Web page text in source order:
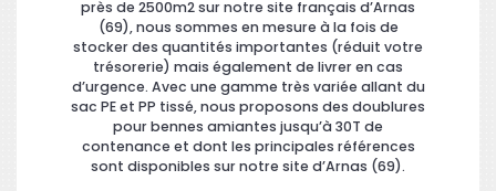
près de 2500m2 sur notre site français d’Arnas
(69), nous sommes en mesure à la fois de
stocker des quantités importantes (réduit votre
trésorerie) mais également de livrer en cas
d’urgence. Avec une gamme très variée allant du
sac PE et PP tissé, nous proposons des doublures
pour bennes amiantes jusqu’à 30T de
contenance et dont les principales références
sont disponibles sur notre site d’Arnas (69).